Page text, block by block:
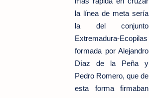
la línea de meta sería
la del conjunto
Extremadura-Ecopilas
formada por Alejandro
Díaz de la Peña y
Pedro Romero, que de
esta forma firmaban